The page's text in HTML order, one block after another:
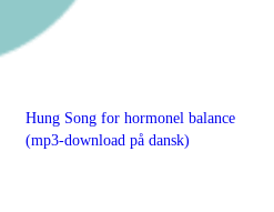
Hung Song for hormonel balance
(mp3-download på dansk)